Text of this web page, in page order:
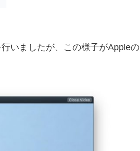
いましたが、この様子がAppleの